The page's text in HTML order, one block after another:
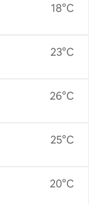
18°C
23°C
26°C
25°C
20°C